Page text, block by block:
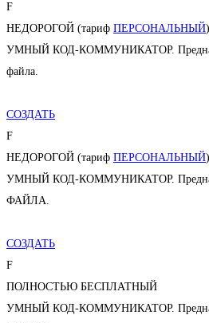
F
НЕДОРОГОЙ (тариф ПЕРСОНАЛЬНЫЙ)
УМНЫЙ КОД-КОММУНИКАТОР.
файла.
СОЗДАТЬ
F
НЕДОРОГОЙ (тариф ПЕРСОНАЛЬНЫЙ)
УМНЫЙ КОД-КОММУНИКАТОР.
ФАЙЛА.
СОЗДАТЬ
F
ПОЛНОСТЬЮ БЕСПЛАТНЫЙ
УМНЫЙ КОД-КОММУНИКАТОР.